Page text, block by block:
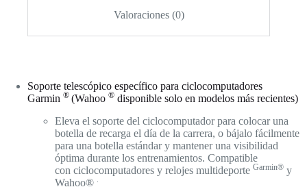
Valoraciones (0)
Soporte telescópico específico para ciclocomputadores
Garmin ®️ (Wahoo ®️ disponible solo en modelos más recientes)
Eleva el soporte del ciclocomputador para colocar una
botella de recarga el día de la carrera, o bájalo fácilmente
para una botella estándar y mantener una visibilidad
óptima durante los entrenamientos. Compatible
con ciclocomputadores y relojes multideporte Garmin® y
Wahoo® .